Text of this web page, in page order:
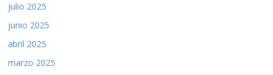
julio 2025
junio 2025
abril 2025
marzo 2025